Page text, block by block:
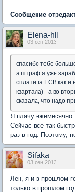
Сообщение
Elena-hll
03 сен 2013
спасибо тебе
а штраф я уже
оплатила ЕСВ как и
квартала) - а во
сказала, что надо
Я плачу
Сейчас все так
раз в год. Поэтому,
Sifaka
03 сен 2013
Лен, я и в прошлом
только в прошлом